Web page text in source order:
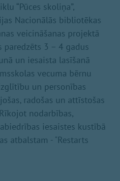
“Pūces skoliņa”,
Nacionālās bibliotēkas
veicināšanas projektā
paredzēts 3 – 4 gadus
un iesaista lasīšanā
vecuma bērnu
un personības
radošas un attīstošas
nodarbības,
iesaistes kustībā
atbalstam - "Restarts